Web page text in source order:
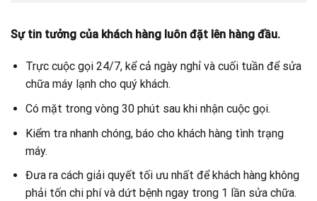
Sự tin tưởng của khách hàng luôn đặt lên hàng đầu.
Trực cuộc gọi 24/7, kể cả ngày nghỉ và cuối tuần để sửa
chữa máy lạnh cho quý khách.
Có mặt trong vòng 30 phút sau khi nhận cuộc gọi.
Kiểm tra nhanh chóng, báo cho khách hàng tình trạng
máy.
Đưa ra cách giải quyết tối ưu nhất để khách hàng không
phải tốn chi phí và dứt bệnh ngay trong 1 lần sửa chữa.